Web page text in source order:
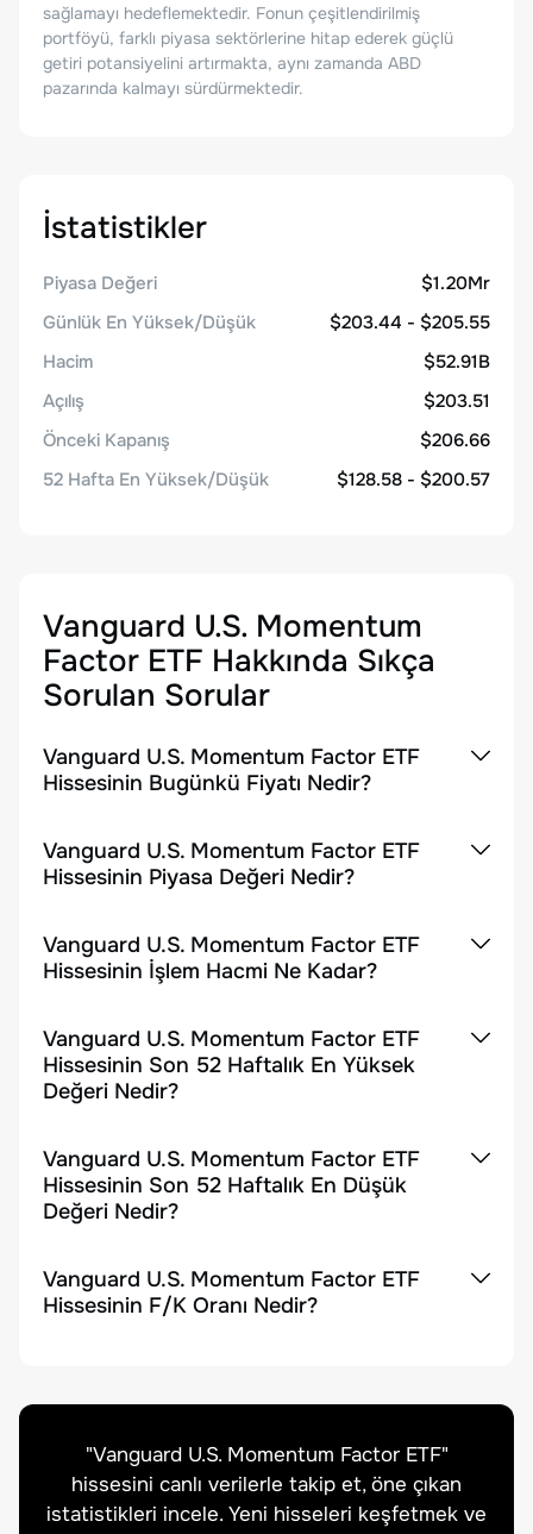
sağlamayı hedeflemektedir. Fonun çeşitlendirilmiş
portföyü, farklı piyasa sektörlerine hitap ederek güçlü
getiri potansiyelini artırmakta, aynı zamanda ABD
pazarında kalmayı sürdürmektedir.
İstatistikler
Piyasa Değeri
$1.20Mr
Günlük En Yüksek/Düşük
$203.44 - $205.55
Hacim
$52.91B
Açılış
$203.51
Önceki Kapanış
$206.66
52 Hafta En Yüksek/Düşük
$128.58 - $200.57
Vanguard U.S. Momentum
Factor ETF Hakkında Sıkça
Sorulan Sorular
Vanguard U.S. Momentum Factor ETF
Hissesinin Bugünkü Fiyatı Nedir?
Vanguard U.S. Momentum Factor ETF
Hissesinin Piyasa Değeri Nedir?
Vanguard U.S. Momentum Factor ETF
Hissesinin İşlem Hacmi Ne Kadar?
Vanguard U.S. Momentum Factor ETF
Hissesinin Son 52 Haftalık En Yüksek
Değeri Nedir?
Vanguard U.S. Momentum Factor ETF
Hissesinin Son 52 Haftalık En Düşük
Değeri Nedir?
Vanguard U.S. Momentum Factor ETF
Hissesinin F/K Oranı Nedir?
"Vanguard U.S. Momentum Factor ETF"
hissesini canlı verilerle takip et, öne çıkan
istatistikleri incele. Yeni hisseleri keşfetmek ve